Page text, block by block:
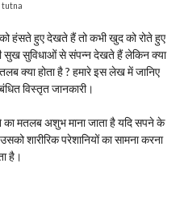
tutna
हंसते हुए देखते हैं तो कभी खुद को रोते हुए
सुख सुविधाओं से संपन्न देखते हैं लेकिन क्या
क्या होता है ? हमारे इस लेख में जानिए
विस्तृत जानकारी।
मतलब अशुभ माना जाता है यदि सपने के
शारीरिक परेशानियों का सामना करना
है।